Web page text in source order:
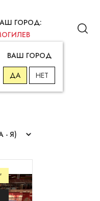
ГОРОД:
ВАШ ГОРОД
ДА
НЕТ